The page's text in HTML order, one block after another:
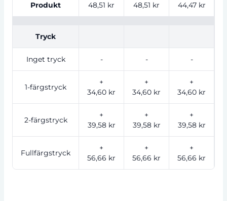
Produkt 48,51 kr 48,51 kr 44,47 kr
Tryck
Inget tryck - - -
1-färgstryck
+
34,60 kr
+
34,60 kr
+
34,60 kr
2-färgstryck
+
39,58 kr
+
39,58 kr
+
39,58 kr
Fullfärgstryck
+
56,66 kr
+
56,66 kr
+
56,66 kr